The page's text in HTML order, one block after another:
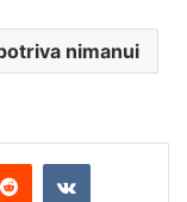
nimanui
RedditVKontakte